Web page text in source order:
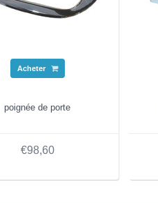
Acheter
poignée de porte
€98,60